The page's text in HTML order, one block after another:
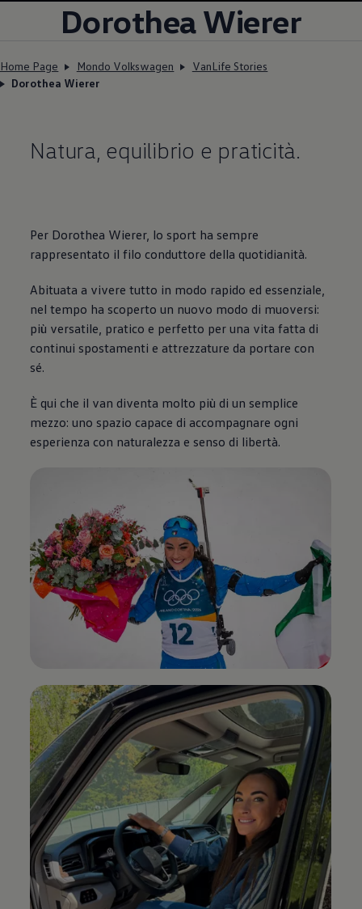
Dorothea Wierer
Home Page Mondo Volkswagen
VanLife Stories
Dorothea Wierer
Natura, equilibrio e praticità.
Per Dorothea Wierer, lo sport ha sempre
rappresentato il filo conduttore della quotidianità.
Abituata a vivere tutto in modo rapido ed essenziale,
nel tempo ha scoperto un nuovo modo di muoversi:
più versatile, pratico e perfetto per una vita fatta di
continui spostamenti e attrezzature da portare con
sé.
È qui che il van diventa molto più di un semplice
mezzo: uno spazio capace di accompagnare ogni
esperienza con naturalezza e senso di libertà.